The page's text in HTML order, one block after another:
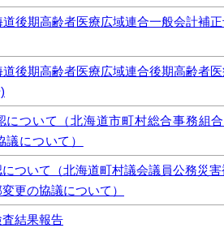
後期高齢者医療広域連合一般会計補
後期高齢者医療広域連合後期高齢者
について（北海道市町村総合事務組
について）
ついて（北海道町村議会議員公務災
更の協議について）
結果報告